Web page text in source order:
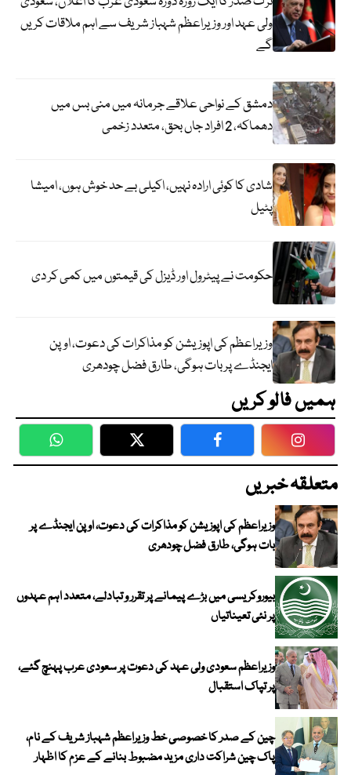
ولی عہد اور وزیراعظم شہباز شریف سے اہم ملاقات کریں
گے
دمشق کے نواحی علاقے جرمانہ میں منی بس میں
دھماکہ، 2 افراد جاں بحق، متعدد زخمی
شادی کا کوئی ارادہ نہیں، اکیلی بے حد خوش ہوں، امیشا
پٹیل
حکومت نے پیٹرول اور ڈیزل کی قیمتوں میں کمی کر دی
وزیراعظم کی اپوزیشن کو مذاکرات کی دعوت، اوپن
ایجنڈے پر بات ہوگی، طارق فضل چودھری
ہمیں فالو کریں
WhatsApp Twitter Facebook
متعلقہ خبریں
وزیراعظم کی اپوزیشن کو مذاکرات کی دعوت، اوپن ایجنڈے پر
بات ہوگی، طارق فضل چودھری
بیوروکریسی میں بڑے پیمانے پر تقرر و تبادلے، متعدد اہم عہدوں
پر نئی تعیناتیاں
وزیراعظم سعودی ولی عہد کی دعوت پر سعودی عرب پہنچ گئے،
پر تپاک استقبال
چین کے صدر کا خصوصی خط وزیراعظم شہباز شریف کے نام،
پاک چین شراکت داری مزید مضبوط بنانے کے عزم کا اظہار